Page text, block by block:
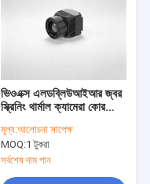
ভিওএক্স এলডব্লিউআইআর জ্বর
স্ক্রিনিং থার্মাল ক্যামেরা কোর
রেজোলিউশন 8μm পিক্সেল
আকার ±0.5°C নির্ভুলতা
মূল্য:আলোচনা সাপেক্ষ
MOQ:1 টুকরা
সর্বশেষ দাম পান